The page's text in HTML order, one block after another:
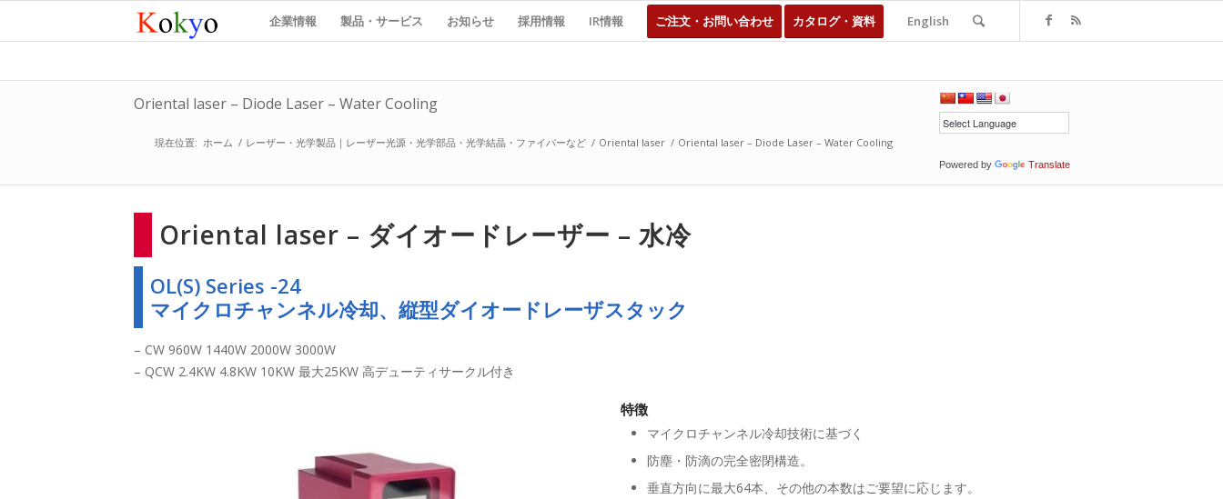
企業情報 製品・サービス お知らせ 採用情報 IR情報 ご注文・お問い合わせ カタログ・資料 English
Oriental laser – Diode Laser – Water Cooling
Powered by Translate
現在位置: ホーム / レーザー・光学製品｜レーザー光源・光学部品・光学結晶・ファイバーなど / Oriental laser / Oriental laser – Diode Laser – Water Cooling
Oriental laser – ダイオードレーザー – 水冷
OL(S) Series -24
マイクロチャンネル冷却、縦型ダイオードレーザスタック
– CW 960W 1440W 2000W 3000W
– QCW 2.4KW 4.8KW 10KW 最大25KW 高デューティサークル付き
特徴
マイクロチャンネル冷却技術に基づく
防塵・防滴の完全密閉構造。
垂直方向に最大64本、その他の本数はご要望に応じます。